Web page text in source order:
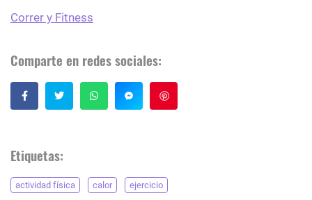
Correr y Fitness
Comparte en redes sociales:
Etiquetas:
actividad física calor ejercicio